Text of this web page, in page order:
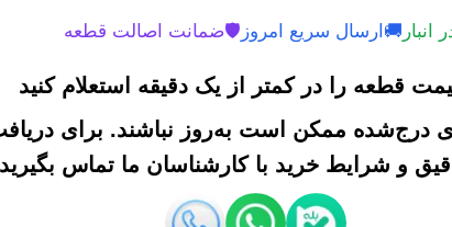
انبار 🚚 ارسال سریع امروز 🛡️ضمانت اصالت قطعه
قطعه را در کمتر از یک دقیقه استعلام کنید
درج‌شده ممکن است به‌روز نباشند. برای
و شرایط خرید با کارشناسان ما تماس